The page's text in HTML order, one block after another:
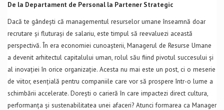
De la Departament de Personal la Partener Strategic
Dacă te gândești că managementul resurselor umane înseamnă doar
recrutare și fluturași de salariu, este timpul să reevaluezi această
perspectivă. În era economiei cunoașterii, Managerul de Resurse Umane
a devenit arhitectul capitalului uman, rolul său fiind pivotul succesului și
al inovației în orice organizație. Acesta nu mai este un post, ci o meserie
de viitor, esențială pentru companiile care vor să prospere într-o lume a
schimbării accelerate. Dorești o carieră în care impactezi direct cultura,
performanța și sustenabilitatea unei afaceri? Atunci formarea ca Manager